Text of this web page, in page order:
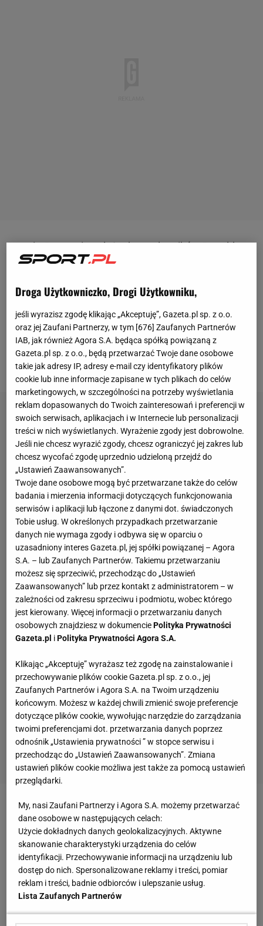
Marcin Gortatnie należy do zwolenników Donalda
Trumpa, czego wyraz daje już od dawna. W mediach
deklarował, że nie ma zamiaru głosować na
obecnego prezydenta USA, a później wielokrotnie
krytykował jego decyzje. Teraz zrobił to po raz
kolejny po informacjach o zerwaniu kontraktów z
Chinami.
Zobacz wideo
Marcin Gortat znów krytykuje Donalda Trumpa.
Wystarczyły trzy słowa
Brian Allen w serwisie X poinformował, że Chiny
zerwały kontrakt z USA i od teraz będą kupowały
Droga Użytkowniczko, Drogi Użytkowniku,
jeśli wyrazisz zgodę klikając „Akceptuję”, Gazeta.pl sp. z o.o.
oraz jej Zaufani Partnerzy, w tym [676] Zaufanych Partnerów
IAB, jak również Agora S.A. będąca spółką powiązaną z
Gazeta.pl sp. z o.o., będą przetwarzać Twoje dane osobowe
takie jak adresy IP, adresy e-mail czy identyfikatory plików
cookie lub inne informacje zapisane w tych plikach do celów
marketingowych, w szczególności na potrzeby wyświetlania
reklam dopasowanych do Twoich zainteresowań i preferencji w
swoich serwisach, aplikacjach i w Internecie lub personalizacji
treści w nich wyświetlanych. Wyrażenie zgody jest dobrowolne.
Jeśli nie chcesz wyrazić zgody, chcesz ograniczyć jej zakres lub
chcesz wycofać zgodę uprzednio udzieloną przejdź do
„Ustawień Zaawansowanych”.
Twoje dane osobowe mogą być przetwarzane także do celów
badania i mierzenia informacji dotyczących funkcjonowania
serwisów i aplikacji lub łączone z danymi dot. świadczonych
Tobie usług. W określonych przypadkach przetwarzanie
danych nie wymaga zgody i odbywa się w oparciu o
uzasadniony interes Gazeta.pl, jej spółki powiązanej – Agora
S.A. – lub Zaufanych Partnerów. Takiemu przetwarzaniu
możesz się sprzeciwić, przechodząc do „Ustawień
Zaawansowanych” lub przez kontakt z administratorem – w
zależności od zakresu sprzeciwu i podmiotu, wobec którego
jest kierowany. Więcej informacji o przetwarzaniu danych
osobowych znajdziesz w dokumenciePolityka Prywatności
Gazeta.pl iPolityka Prywatności Agora S.A.
Klikając „Akceptuję” wyrażasz też zgodę na zainstalowanie i
przechowywanie plików cookie Gazeta.pl sp. z o.o., jej
Zaufanych Partnerów i Agora S.A. na Twoim urządzeniu
końcowym. Możesz w każdej chwili zmienić swoje preferencje
dotyczące plików cookie, wywołując narzędzie do zarządzania
twoimi preferencjami dot. przetwarzania danych poprzez
odnośnik „Ustawienia prywatności ” w stopce serwisu i
przechodząc do „Ustawień Zaawansowanych”. Zmiana
ustawień plików cookie możliwa jest także za pomocą ustawień
przeglądarki.
My, nasi Zaufani Partnerzy i Agora S.A. możemy przetwarzać
dane osobowe w następujących celach:
Użycie dokładnych danych geolokalizacyjnych. Aktywne
skanowanie charakterystyki urządzenia do celów
identyfikacji. Przechowywanie informacji na urządzeniu lub
dostęp do nich. Spersonalizowane reklamy i treści, pomiar
reklam i treści, badnie odbiorców i ulepszanie usług.
Lista Zaufanych Partnerów